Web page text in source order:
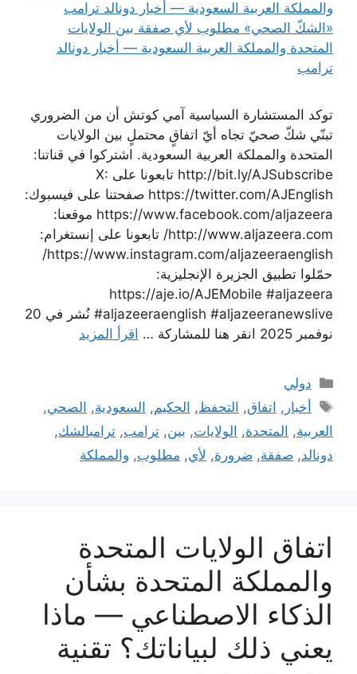
توكد المستشارة السياسية آمي كوتش أن من الضروري
تبنّي شكّ صحيّ تجاه أيّ اتفاقٍ محتملٍ بين الولايات
المتحدة والمملكة العربية السعودية. اشتركوا في قناتنا:
http://bit.ly/AJSubscribe تابعونا على X:
https://twitter.com/AJEnglish صفحتنا على فيسبوك:
https://www.facebook.com/aljazeera موقعنا:
http://www.aljazeera.com/ تابعونا على إنستغرام:
https://www.instagram.com/aljazeeraenglish/
حمّلوا تطبيق الجزيرة الإنجليزية:
https://aje.io/AJEMobile #aljazeera
#aljazeeraenglish #aljazeeranewslive نُشر في 20
نوفمبر 2025 انقر هنا للمشاركة …
اقرأ المزيد
التصنيفات
دولي
الوسوم
أخبار , اتفاق, التحفظ, الحكيم, السعودية, الصحي,
العربية, المتحدة, الولايات, بين, ترامب, ترامبالشك,
دونالد, صفقة, ضرورة, لأي, مطلوب, والمملكة
اتفاق الولايات المتحدة
والمملكة المتحدة بشأن
الذكاء الاصطناعي — ماذا
يعني ذلك لبياناتك؟ تقنية